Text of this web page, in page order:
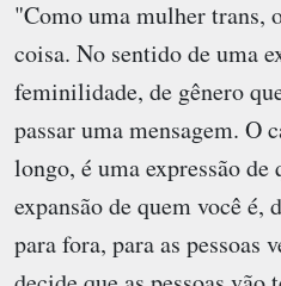
"Como uma mulher trans,
coisa. No sentido de uma
feminilidade, de gênero
passar uma mensagem. O
longo, é uma expressão de
expansão de quem você é,
para fora, para as pessoas